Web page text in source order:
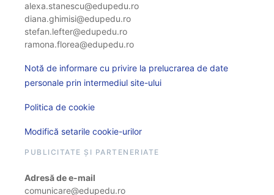
alexa.stanescu@edupedu.ro
diana.ghimisi@edupedu.ro
stefan.lefter@edupedu.ro
ramona.florea@edupedu.ro
Notă de informare cu privire la prelucrarea de date
personale prin intermediul site-ului
Politica de cookie
Modifică setarile cookie-urilor
PUBLICITATE ȘI PARTENERIATE
Adresă de e-mail
comunicare@edupedu.ro